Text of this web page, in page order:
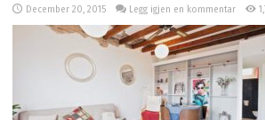
December 20, 2015 Legg igjen en kommentar